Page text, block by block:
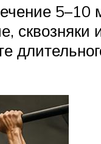
5–10